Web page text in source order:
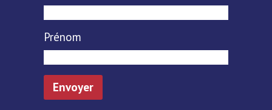
Prénom